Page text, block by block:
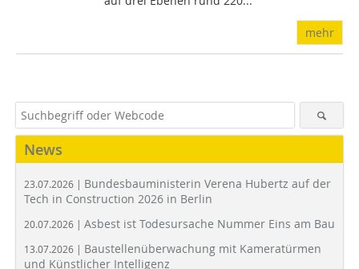
mehr
News
23.07.2026 | Bundesbauministerin Verena Hubertz auf der
Tech in Construction 2026 in Berlin
20.07.2026 | Asbest ist Todesursache Nummer Eins am Bau
13.07.2026 | Baustellenüberwachung mit Kameratürmen
und Künstlicher Intelligenz